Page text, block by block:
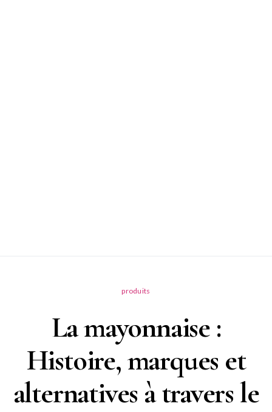
produits
La mayonnaise :
Histoire, marques et
alternatives à travers le